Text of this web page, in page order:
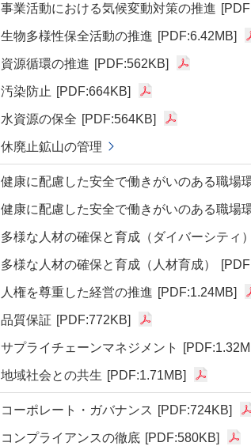
事業活動における気候変動対策の推進
生物多様性保全活動の推進 [PDF:6.42MB]
資源循環の推進 [PDF:562KB]
汚染防止 [PDF:664KB]
水資源の保全 [PDF:564KB]
休廃止鉱山の管理
健康に配慮した安全で働きがいのある職場
健康に配慮した安全で働きがいのある職場
多様な人材の確保と育成（ダイバーシティ）
多様な人材の確保と育成（人材育成）
人権を尊重した経営の推進 [PDF:1.24MB]
品質保証 [PDF:772KB]
サプライチェーンマネジメント
地域社会との共生 [PDF:1.71MB]
コーポレート・ガバナンス [PDF:724KB]
コンプライアンスの徹底 [PDF:580KB]